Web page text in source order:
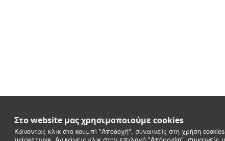
Στο website μας χρησιμοποιούμε cookies
Κάνοντας κλικ στο κουμπί "Αποδοχή", συναινείς στη χρήση